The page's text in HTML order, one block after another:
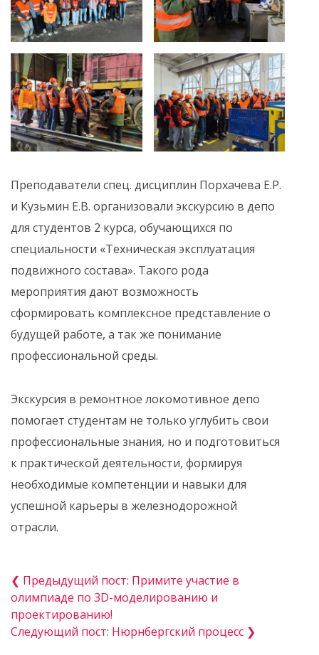
Преподаватели спец. дисциплин Порхачева Е.Р.
и Кузьмин Е.В. организовали экскурсию в депо
для студентов 2 курса, обучающихся по
специальности «Техническая эксплуатация
подвижного состава». Такого рода
мероприятия дают возможность
сформировать комплексное представление о
будущей работе, а так же понимание
профессиональной среды.
Экскурсия в ремонтное локомотивное депо
помогает студентам не только углубить свои
профессиональные знания, но и подготовиться
к практической деятельности, формируя
необходимые компетенции и навыки для
успешной карьеры в железнодорожной
отрасли.
❮ Предыдущий пост: Примите участие в
олимпиаде по 3D-моделированию и
проектированию!
Следующий пост: Нюрнбергский процесс ❯